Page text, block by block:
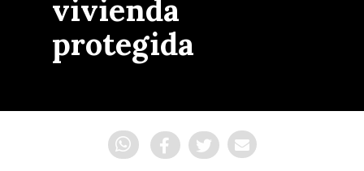
vivienda
protegida